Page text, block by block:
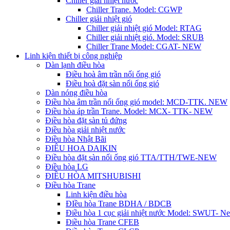
Chiller Trane. Model: CGWP
Chiller giải nhiệt gió
Chiller giải nhiệt gió Model: RTAG
Chiller giải nhiệt gió. Model: SRUB
Chiller Trane Model: CGAT- NEW
Linh kiện thiết bị công nghiệp
Dàn lạnh điều hòa
Điều hoà âm trần nối ống gió
Điều hoà đặt sàn nối ống gió
Dàn nóng điều hòa
Điều hòa âm trần nối ống gió model: MCD-TTK. NEW
Điều hòa áp trần Trane. Model: MCX- TTK- NEW
Điều hòa đặt sàn tủ đứng
Điều hòa giải nhiệt nước
Điều hòa Nhật Bãi
ĐIÊU HOA DAIKIN
Điều hòa đặt sàn nối ống gió TTA/TTH/TWE-NEW
Điều hòa LG
ĐIỀU HÒA MITSHUBISHI
Điều hòa Trane
Linh kiện điều hòa
ĐIều hòa Trane BDHA / BDCB
Điều hòa 1 cục giải nhiệt nước Model: SWUT-
Điều hòa Trane CFEB